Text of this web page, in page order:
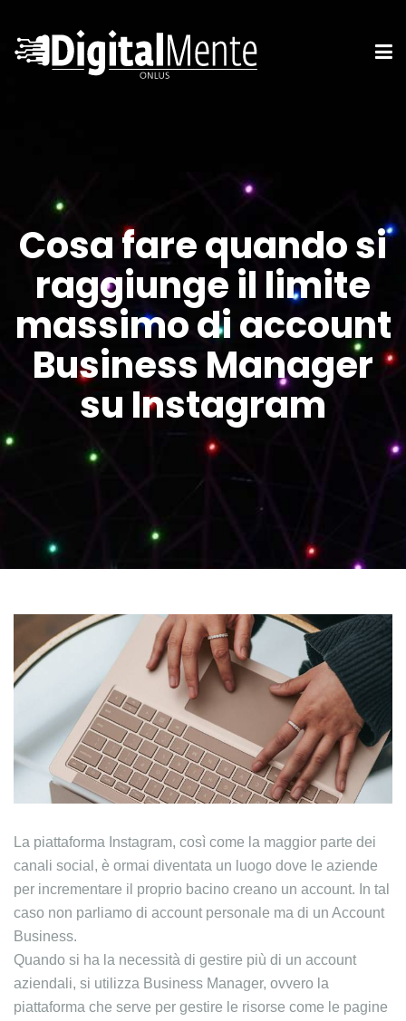
Cosa fare quando si
raggiunge il limite
massimo di account
Business Manager
su Instagram
La piattaforma Instagram, così come la maggior parte dei
canali social, è ormai diventata un luogo dove le aziende
per incrementare il proprio bacino creano un account. In tal
caso non parliamo di account personale ma di un Account
Business.
Quando si ha la necessità di gestire più di un account
aziendali, si utilizza Business Manager, ovvero la
piattaforma che serve per gestire le risorse come le pagine